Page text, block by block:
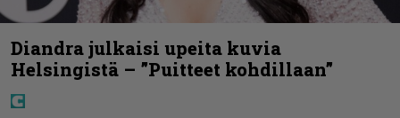
Diandra julkaisi upeita kuvia
Helsingistä – ”Puitteet kohdillaan”